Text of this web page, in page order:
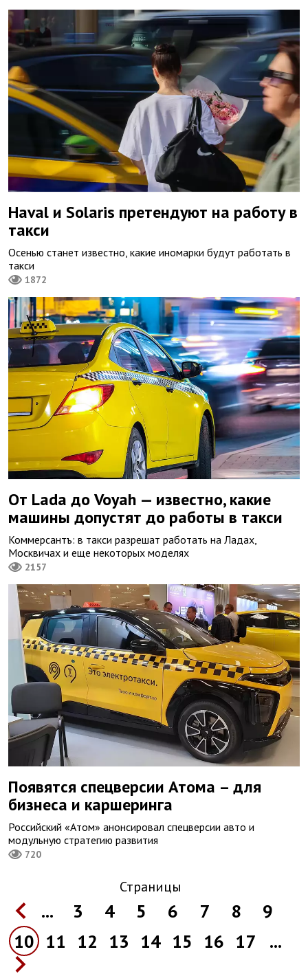
Haval и Solaris претендуют на работу в
такси
Осенью станет известно, какие иномарки будут работать в
такси
1872
От Lada до Voyah — известно, какие
машины допустят до работы в такси
Коммерсантъ: в такси разрешат работать на Ладах,
Москвичах и еще некоторых моделях
2157
Появятся спецверсии Атома – для
бизнеса и каршеринга
Российский «Атом» анонсировал спецверсии авто и
модульную стратегию развития
720
Страницы
... 3 4 5 6 7 8
9
10 11 12 13 14 15 16 17 ...